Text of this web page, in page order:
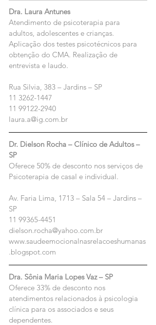
Dra. Laura Antunes
Atendimento de psicoterapia para
adultos, adolescentes e crianças.
Aplicação dos testes psicotécnicos para
obtenção do CMA. Realização de
entrevista e laudo.
Rua Silvia, 383 – Jardins – SP
11 3262-1447
11 99122-2940
laura.a@ig.com.br
Dr. Dielson Rocha – Clínico de Adultos –
SP
Oferece 50% de desconto nos serviços de
Psicoterapia de casal e individual.
Av. Faria Lima, 1713 – Sala 54 – Jardins –
SP
11 99365-4451
dielson.rocha@yahoo.com.br
www.saudeemocionalnasrelacoeshumanas
.blogspot.com
Dra. Sônia Maria Lopes Vaz – SP
Oferece 33% de desconto nos
atendimentos relacionados à psicologia
clínica para os associados e seus
dependentes.